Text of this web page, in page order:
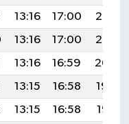
13:16 17:00
20:03
13:16 17:00
20:02
13:16 16:59
20:00
13:15 16:58
19:59
13:15 16:58
19:58